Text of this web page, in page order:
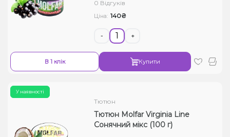
0 Відгуків
Ціна: 140₴
- +
В 1 клік Купити
У наявності
Тютюн
Тютюн Molfar Virginia Line
Сонячний мікс (100 г)